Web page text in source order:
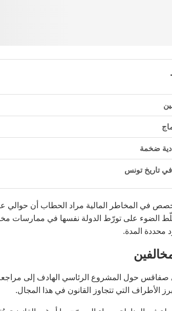
ضخمة
تاريخ تونس
في المخاطر المالية مراد الحطاب أن
محددة المدة.
حول المشروع الرئاسي الهادف إلى
الأطراف التي تتجاوز القانون في هذا المجال.